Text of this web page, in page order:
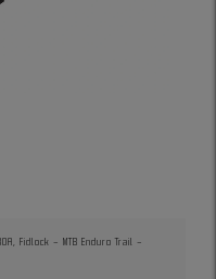
Fidlock – MTB Enduro Trail –